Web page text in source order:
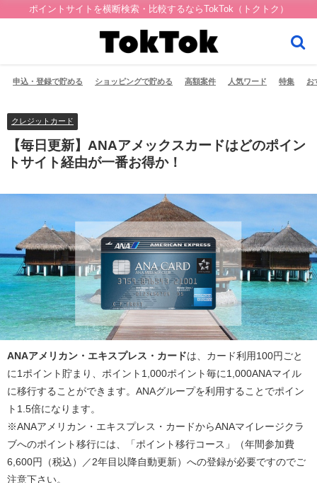
ポイントサイトを横断検索・比較するならTokTok（トクトク）
申込・登録で貯める ショッピングで貯める 高額案件 人気ワード 特集 お
クレジットカード
【毎日更新】ANAアメックスカードはどのポイン
トサイト経由が一番お得か！
ANAアメリカン・エキスプレス・カードは、カード利用100円ごと
に1ポイント貯まり、ポイント1,000ポイント毎に1,000ANAマイル
に移行することができます。ANAグループを利用することでポイン
ト1.5倍になります。
※ANAアメリカン・エキスプレス・カードからANAマイレージクラ
ブへのポイント移行には、「ポイント移行コース」（年間参加費
6,600円（税込）／2年目以降自動更新）への登録が必要ですのでご
注意下さい。